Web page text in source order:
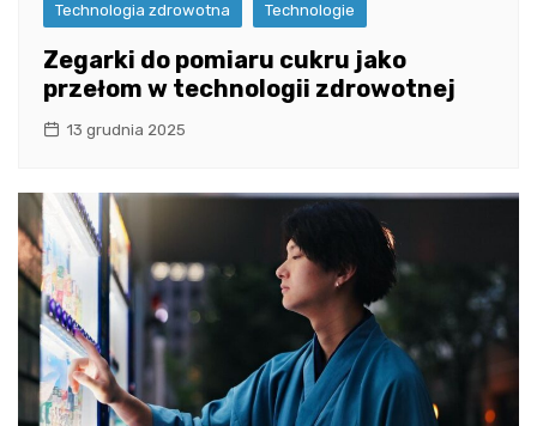
Technologia zdrowotna Technologie
Zegarki do pomiaru cukru jako
przełom w technologii zdrowotnej
13 grudnia 2025